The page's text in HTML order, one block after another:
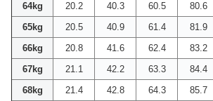
64kg
20.2 40.3 60.5 80.6
65kg
20.5 40.9 61.4 81.9
66kg
20.8 41.6 62.4 83.2
67kg
21.1 42.2 63.3 84.4
68kg
21.4 42.8 64.3 85.7